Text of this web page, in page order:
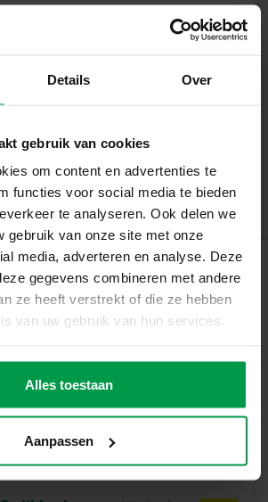
Details Over
gebruik van cookies
om content en advertenties te
functies voor social media te bieden
te analyseren. Ook delen we
gebruik van onze site met onze
media, adverteren en analyse. Deze
gegevens combineren met andere
ze heeft verstrekt of die ze hebben
van uw gebruik van hun services.
Alles toestaan
Aanpassen
voor kinderen vanaf 5 jaar die dol
maakt
prachtige creaties
een veilige speelervaring
vanaf 5 jaar
en fijne motoriek
stralen
kinderen hun eigen paarden. Het
goed op hun plek, zodat er
ontwerpen ontstaan. Een creatieve
en fantasie te combineren met
in de vorm van een paard
verschillende kleuren
SES Creative
06214
producten
Strijkkralen
the dark
Minimale